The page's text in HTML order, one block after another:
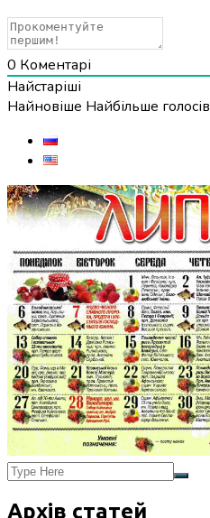
0 Коментарі
Найстаріші
Найновіше Найбільше голосів
Архів статей